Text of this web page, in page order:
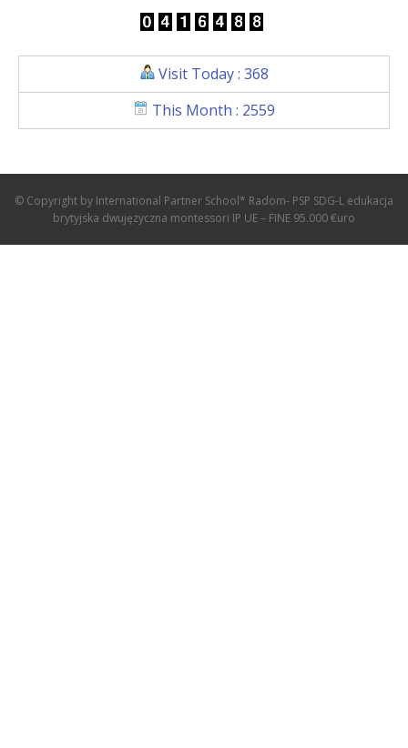
Visit Today : 368
This Month : 2559
© Copyright by International Partner School* Radom- PSP SDG-L edukacja
brytyjska dwujęzyczna montessori IP UE – FINE 95.000 €uro